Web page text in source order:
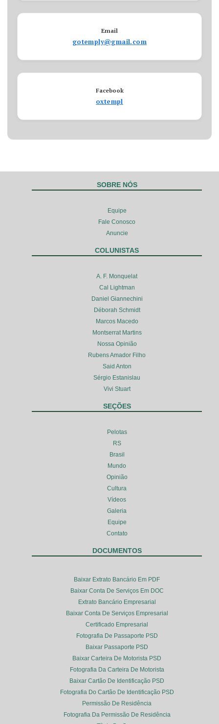
Email
gotemply@gmail.com
Facebook
oxtempl
SOBRE NÓS
Equipe
Fale Conosco
Anuncie
COLUNISTAS
A. F. Monquelat
Cal Lightman
Daniel Giannechini
Déborah Schmidt
Marcos Macedo
Montserrat Martins
Nossa Opinião
Rubens Amador Filho
Said Anton
Sérgio Estanislau
Vivi Stuart
SEÇÕES
Pelotas
RS
Brasil
Mundo
Opinião
Cultura
Vídeos
Galeria
Equipe
Contato
DOCUMENTOS
Baixar Extrato Bancário Em PDF
Baixar Conta De Serviços Em DOC
Extrato Bancário Empresarial
Baixar Conta De Serviços Empresarial
Certificado Empresarial
Fotografia De Passaporte PSD
Baixar Passaporte PSD
Baixar Carteira De Motorista PSD
Fotografia Da Carteira De Motorista
Baixar Cartão De Identificação PSD
Fotografia Do Cartão De Identificação PSD
Permissão De Residência
Fotografia Da Permissão De Residência